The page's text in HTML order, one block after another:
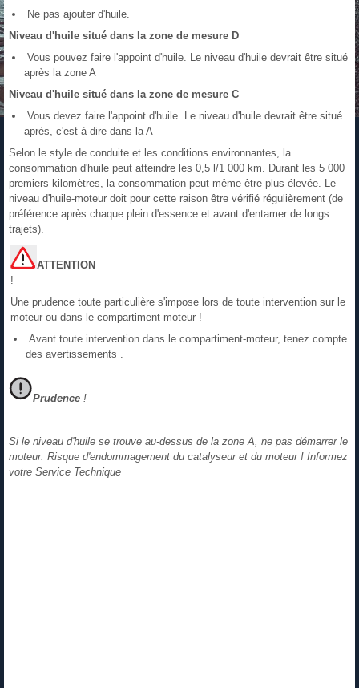
Ne pas ajouter d'huile.
Niveau d'huile situé dans la zone de mesure D
Vous pouvez faire l'appoint d'huile. Le niveau d'huile devrait être situé
après la zone A
Niveau d'huile situé dans la zone de mesure C
Vous devez faire l'appoint d'huile. Le niveau d'huile devrait être situé
après, c'est-à-dire dans la A
Selon le style de conduite et les conditions environnantes, la
consommation d'huile peut atteindre les 0,5 l/1 000 km. Durant les 5 000
premiers kilomètres, la consommation peut même être plus élevée. Le
niveau d'huile-moteur doit pour cette raison être vérifié régulièrement (de
préférence après chaque plein d'essence et avant d'entamer de longs
trajets).
ATTENTION
!
Une prudence toute particulière s'impose lors de toute intervention sur le
moteur ou dans le compartiment-moteur !
Avant toute intervention dans le compartiment-moteur, tenez compte
des avertissements .
Prudence !
Si le niveau d'huile se trouve au-dessus de la zone A, ne pas démarrer le
moteur. Risque d'endommagement du catalyseur et du moteur ! Informez
votre Service Technique